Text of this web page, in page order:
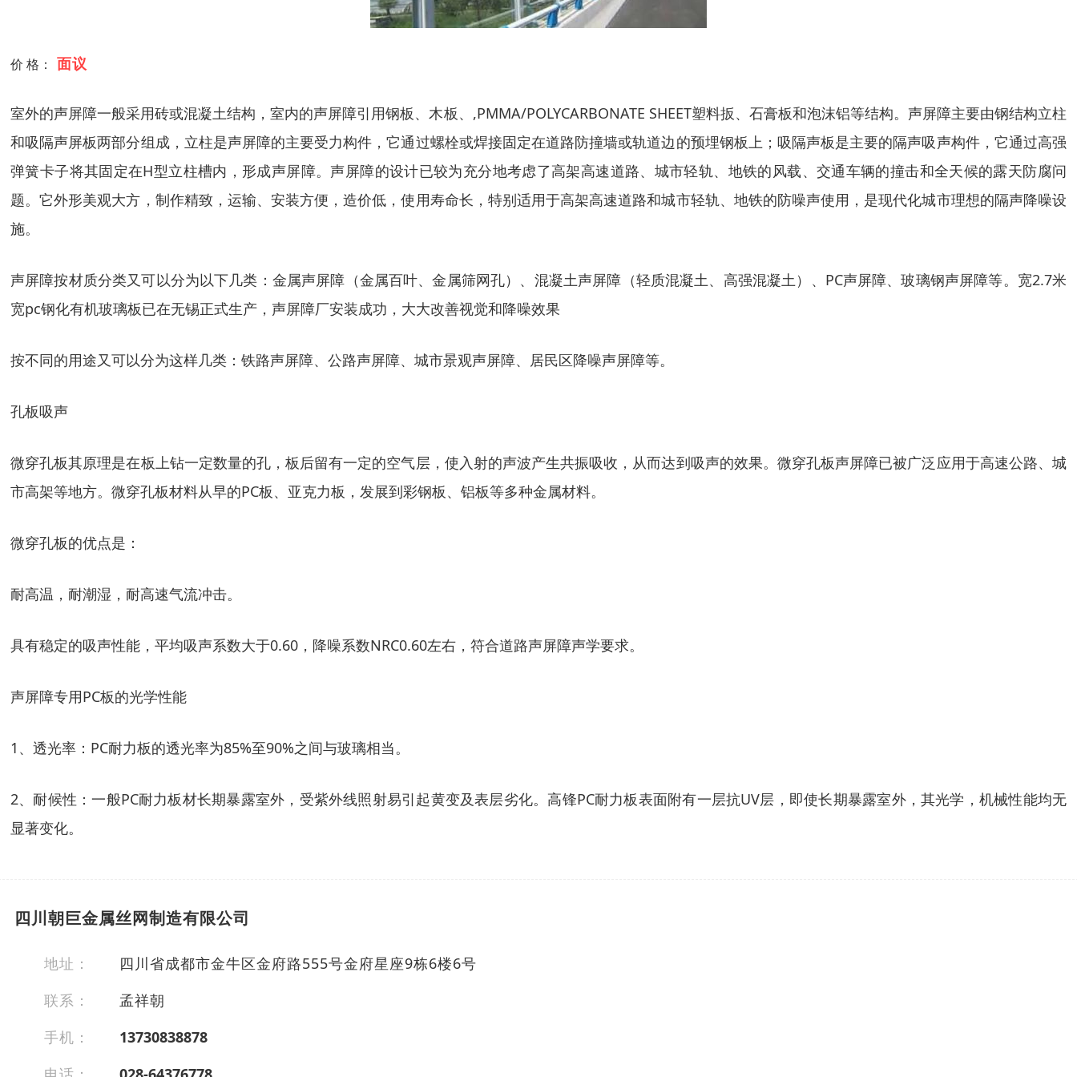
价 格： 面议
室外的声屏障一般采用砖或混凝土结构，室内的声屏障引用钢板、木板、,PMMA/POLYCARBONATE SHEET塑料扳、石膏板和泡沫铝等结构。声屏障主要由钢结构立柱
和吸隔声屏板两部分组成，立柱是声屏障的主要受力构件，它通过螺栓或焊接固定在道路防撞墙或轨道边的预埋钢板上；吸隔声板是主要的隔声吸声构件，它通过高强
弹簧卡子将其固定在H型立柱槽内，形成声屏障。声屏障的设计已较为充分地考虑了高架高速道路、城市轻轨、地铁的风载、交通车辆的撞击和全天候的露天防腐问
题。它外形美观大方，制作精致，运输、安装方便，造价低，使用寿命长，特别适用于高架高速道路和城市轻轨、地铁的防噪声使用，是现代化城市理想的隔声降噪设
施。
声屏障按材质分类又可以分为以下几类：金属声屏障（金属百叶、金属筛网孔）、混凝土声屏障（轻质混凝土、高强混凝土）、PC声屏障、玻璃钢声屏障等。宽2.7米
宽pc钢化有机玻璃板已在无锡正式生产，声屏障厂安装成功，大大改善视觉和降噪效果
按不同的用途又可以分为这样几类：铁路声屏障、公路声屏障、城市景观声屏障、居民区降噪声屏障等。
孔板吸声
微穿孔板其原理是在板上钻一定数量的孔，板后留有一定的空气层，使入射的声波产生共振吸收，从而达到吸声的效果。微穿孔板声屏障已被广泛应用于高速公路、城
市高架等地方。微穿孔板材料从早的PC板、亚克力板，发展到彩钢板、铝板等多种金属材料。
微穿孔板的优点是：
耐高温，耐潮湿，耐高速气流冲击。
具有稳定的吸声性能，平均吸声系数大于0.60，降噪系数NRC0.60左右，符合道路声屏障声学要求。
声屏障专用PC板的光学性能
1、透光率：PC耐力板的透光率为85%至90%之间与玻璃相当。
2、耐候性：一般PC耐力板材长期暴露室外，受紫外线照射易引起黄变及表层劣化。高锋PC耐力板表面附有一层抗UV层，即使长期暴露室外，其光学，机械性能均无
显著变化。
四川朝巨金属丝网制造有限公司
地址：
四川省成都市金牛区金府路555号金府星座9栋6楼6号
联系：
孟祥朝
手机：
13730838878